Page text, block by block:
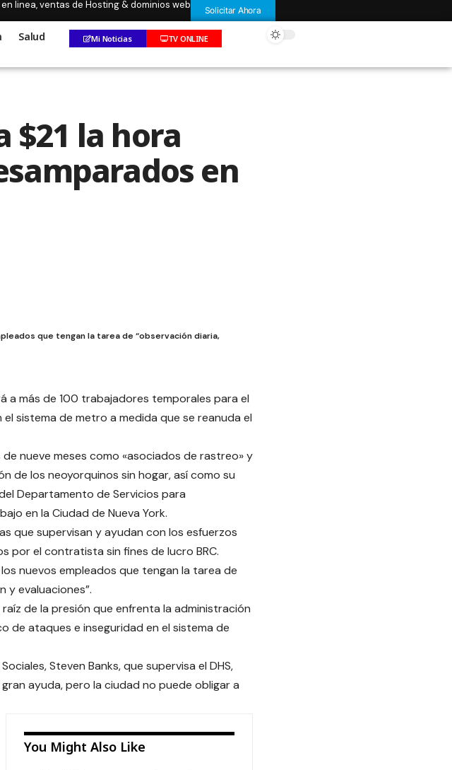
linea, ventas de Hosting & dominios web Solicitar Ahora
Salud Mi Noticias TV ONLINE
$21 la hora
en
que tengan la tarea de “observación diaria,
a más de 100 trabajadores temporales para el
sistema de metro a medida que se reanuda el
nueve meses como «asociados de rastreo» y
de los neoyorquinos sin hogar, así como su
Departamento de Servicios para
en la Ciudad de Nueva York.
que supervisan y ayudan con los esfuerzos
por el contratista sin fines de lucro BRC.
nuevos empleados que tengan la tarea de
y evaluaciones”.
de la presión que enfrenta la administración
de ataques e inseguridad en el sistema de
Steven Banks, que supervisa el DHS,
ayuda, pero la ciudad no puede obligar a
You Might Also Like